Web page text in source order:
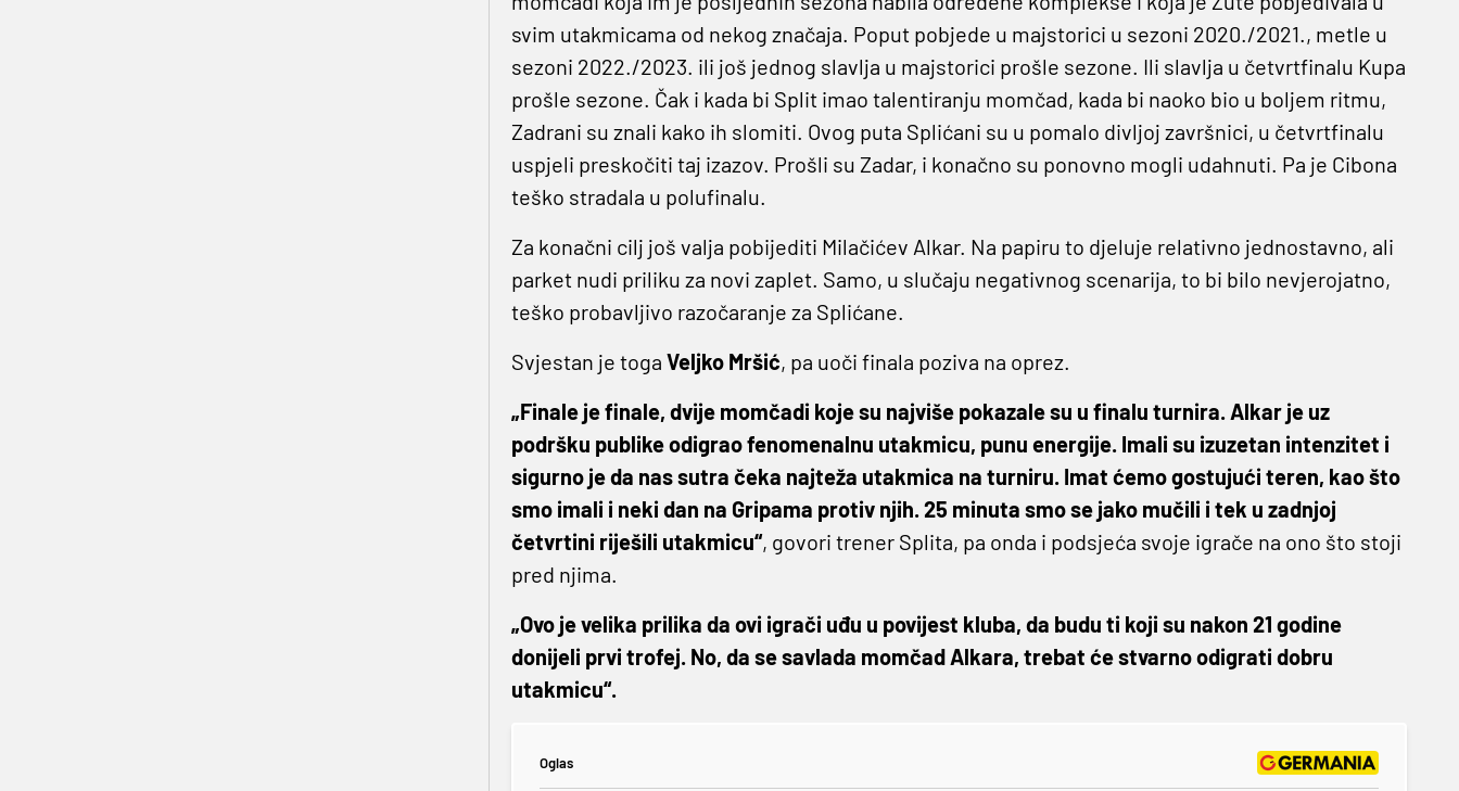
svim utakmicama od nekog značaja. Poput pobjede u majstorici u sezoni 2020./2021., metle u
sezoni 2022./2023. ili još jednog slavlja u majstorici prošle sezone. Ili slavlja u četvrtfinalu Kupa
prošle sezone. Čak i kada bi Split imao talentiranju momčad, kada bi naoko bio u boljem ritmu,
Zadrani su znali kako ih slomiti. Ovog puta Splićani su u pomalo divljoj završnici, u četvrtfinalu
uspjeli preskočiti taj izazov. Prošli su Zadar, i konačno su ponovno mogli udahnuti. Pa je Cibona
teško stradala u polufinalu.
Za konačni cilj još valja pobijediti Milačićev Alkar. Na papiru to djeluje relativno jednostavno, ali
parket nudi priliku za novi zaplet. Samo, u slučaju negativnog scenarija, to bi bilo nevjerojatno,
teško probavljivo razočaranje za Splićane.
Svjestan je toga Veljko Mršić, pa uoči finala poziva na oprez.
„Finale je finale, dvije momčadi koje su najviše pokazale su u finalu turnira. Alkar je uz
podršku publike odigrao fenomenalnu utakmicu, punu energije. Imali su izuzetan intenzitet i
sigurno je da nas sutra čeka najteža utakmica na turniru. Imat ćemo gostujući teren, kao što
smo imali i neki dan na Gripama protiv njih. 25 minuta smo se jako mučili i tek u zadnjoj
četvrtini riješili utakmicu“, govori trener Splita, pa onda i podsjeća svoje igrače na ono što stoji
pred njima.
„Ovo je velika prilika da ovi igrači uđu u povijest kluba, da budu ti koji su nakon 21 godine
donijeli prvi trofej. No, da se savlada momčad Alkara, trebat će stvarno odigrati dobru
utakmicu“.
Oglas